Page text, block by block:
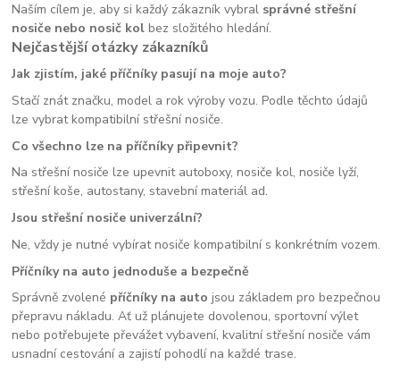
Naším cílem je, aby si každý zákazník vybral správné střešní
nosiče nebo nosič kol bez složitého hledání.
Nejčastější otázky zákazníků
Jak zjistím, jaké příčníky pasují na moje auto?
Stačí znát značku, model a rok výroby vozu. Podle těchto údajů
lze vybrat kompatibilní střešní nosiče.
Co všechno lze na příčníky připevnit?
Na střešní nosiče lze upevnit autoboxy, nosiče kol, nosiče lyží,
střešní koše, autostany, stavební materiál ad.
Jsou střešní nosiče univerzální?
Ne, vždy je nutné vybírat nosiče kompatibilní s konkrétním vozem.
Příčníky na auto jednoduše a bezpečně
Správně zvolené příčníky na auto jsou základem pro bezpečnou
přepravu nákladu. Ať už plánujete dovolenou, sportovní výlet
nebo potřebujete převážet vybavení, kvalitní střešní nosiče vám
usnadní cestování a zajistí pohodlí na každé trase.